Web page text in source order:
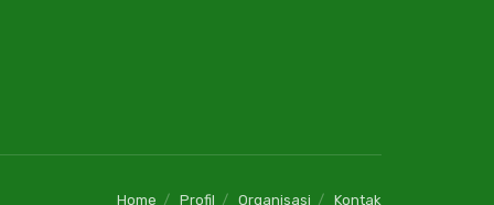
Home Profil Organisasi Kontak